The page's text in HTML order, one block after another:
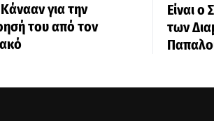
για την
του από τον
Είναι ο
των